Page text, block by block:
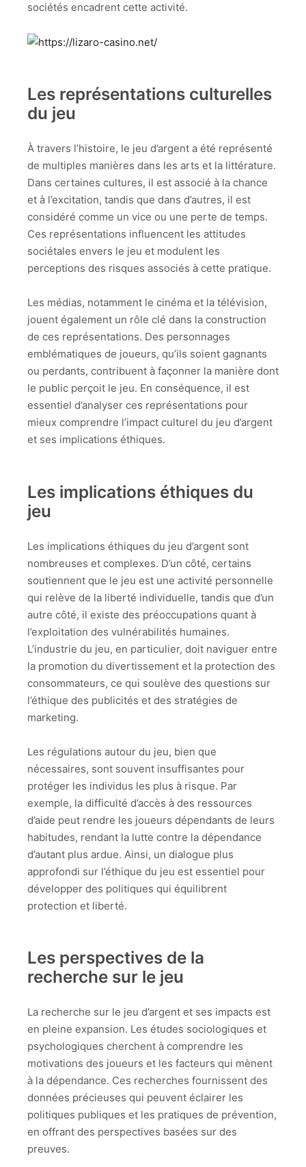
sociétés encadrent cette activité.
Les représentations culturelles
du jeu
À travers l’histoire, le jeu d’argent a été représenté
de multiples manières dans les arts et la littérature.
Dans certaines cultures, il est associé à la chance
et à l’excitation, tandis que dans d’autres, il est
considéré comme un vice ou une perte de temps.
Ces représentations influencent les attitudes
sociétales envers le jeu et modulent les
perceptions des risques associés à cette pratique.
Les médias, notamment le cinéma et la télévision,
jouent également un rôle clé dans la construction
de ces représentations. Des personnages
emblématiques de joueurs, qu’ils soient gagnants
ou perdants, contribuent à façonner la manière dont
le public perçoit le jeu. En conséquence, il est
essentiel d’analyser ces représentations pour
mieux comprendre l’impact culturel du jeu d’argent
et ses implications éthiques.
Les implications éthiques du
jeu
Les implications éthiques du jeu d’argent sont
nombreuses et complexes. D’un côté, certains
soutiennent que le jeu est une activité personnelle
qui relève de la liberté individuelle, tandis que d’un
autre côté, il existe des préoccupations quant à
l’exploitation des vulnérabilités humaines.
L’industrie du jeu, en particulier, doit naviguer entre
la promotion du divertissement et la protection des
consommateurs, ce qui soulève des questions sur
l’éthique des publicités et des stratégies de
marketing.
Les régulations autour du jeu, bien que
nécessaires, sont souvent insuffisantes pour
protéger les individus les plus à risque. Par
exemple, la difficulté d’accès à des ressources
d’aide peut rendre les joueurs dépendants de leurs
habitudes, rendant la lutte contre la dépendance
d’autant plus ardue. Ainsi, un dialogue plus
approfondi sur l’éthique du jeu est essentiel pour
développer des politiques qui équilibrent
protection et liberté.
Les perspectives de la
recherche sur le jeu
La recherche sur le jeu d’argent et ses impacts est
en pleine expansion. Les études sociologiques et
psychologiques cherchent à comprendre les
motivations des joueurs et les facteurs qui mènent
à la dépendance. Ces recherches fournissent des
données précieuses qui peuvent éclairer les
politiques publiques et les pratiques de prévention,
en offrant des perspectives basées sur des
preuves.